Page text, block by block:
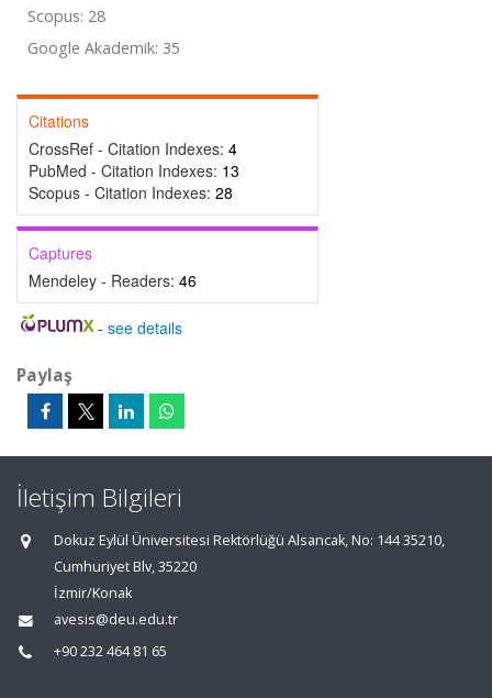
Scopus: 28
Google Akademik: 35
Citations
CrossRef - Citation Indexes: 4
PubMed - Citation Indexes: 13
Scopus - Citation Indexes: 28
Captures
Mendeley - Readers: 46
- see details
Paylaş
İletişim Bilgileri
Dokuz Eylül Üniversitesi Rektörlüğü Alsancak, No: 144 35210,
Cumhuriyet Blv, 35220
İzmir/Konak
avesis@deu.edu.tr
+90 232 464 81 65